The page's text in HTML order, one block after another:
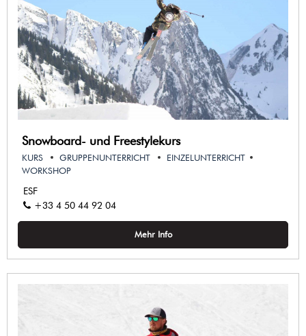
Snowboard- und Freestylekurs
KURS GRUPPENUNTERRICHT
EINZELUNTERRICHT
WORKSHOP
ESF
+33 4 50 44 92 04
Mehr Info